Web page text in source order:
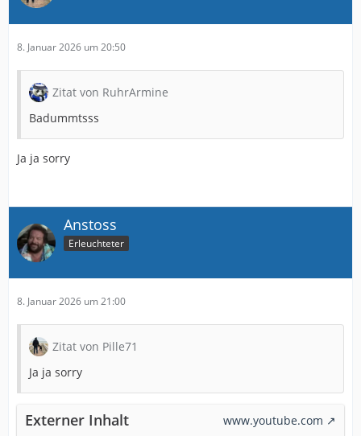
8. Januar 2026 um 20:50
Zitat von RuhrArmine
Badummtsss
Ja ja sorry
Anstoss
Erleuchteter
8. Januar 2026 um 21:00
Zitat von Pille71
Ja ja sorry
Externer Inhalt
www.youtube.com